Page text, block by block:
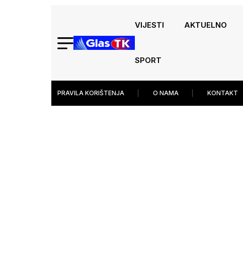
VIJESTI AKTUELNO
SPORT
PRAVILA KORIŠTENJA O NAMA KONTAKT